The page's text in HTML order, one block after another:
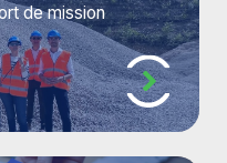
de mission